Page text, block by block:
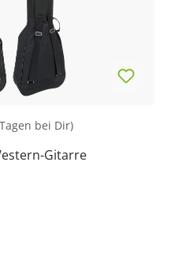
bei Dir)
Gitarre